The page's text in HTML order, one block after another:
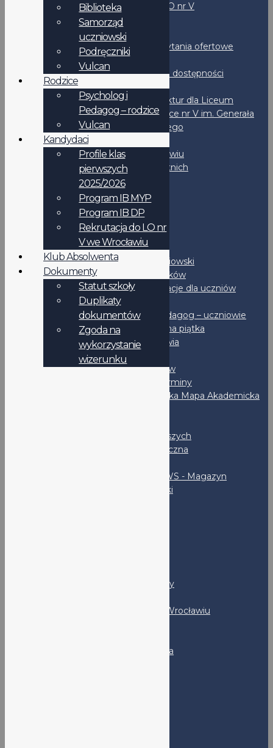
Sport w LO nr V
IBO
Wynajem
Przetargi | Zapytania ofertowe
BIP
Deklaracja dostępności
Rejestry
Wystawianie faktur dla Liceum
Ogólnokształcące nr V im. Generała
Jakuba Jasińskiego
Dokumenty
STATUT LO nr V we Wrocławiu
Standardy Ochrony Małoletnich
Regulaminy
IB-DP
Podanie - wzór
Duplikaty dokumentów
RODO
Uczniowie
Samorząd uczniowski
Rozkład dzwonków
IB-DP - Informacje dla uczniów
Podręczniki
Psycholog i Pedagog – uczniowie
Bezpieczna piątka
Promocja zdrowia
Stypendia
Dla maturzystów
Ważne terminy
Wrocławska Mapa Akademicka
Liga Klas Pierwszych
Liga Matematyczna
LO V NEWS - Magazyn
uczniowski
LO nr V - Prezentacja szkoły
Rekrutacja do LO nr V we Wrocławiu
Klub Absolwenta
Biblioteka
Samorząd
uczniowski
Podręczniki
Vulcan
Rodzice
Psycholog i
Pedagog – rodzice
Vulcan
Kandydaci
Profile klas
pierwszych
2025/2026
Program IB MYP
Program IB DP
Rekrutacja do LO nr
V we Wrocławiu
Klub Absolwenta
Dokumenty
Statut szkoły
Duplikaty
dokumentów
Zgoda na
wykorzystanie
wizerunku